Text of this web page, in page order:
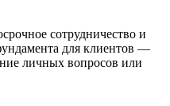
сотрудничество и
для клиентов —
личных вопросов или